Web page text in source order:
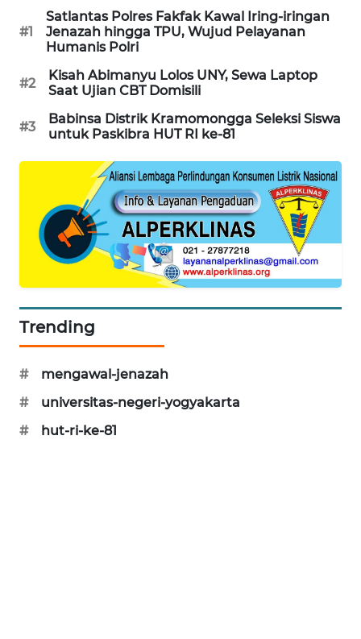
#1
Satlantas Polres Fakfak Kawal Iring-iringan
Jenazah hingga TPU, Wujud Pelayanan
Humanis Polri
#2
Kisah Abimanyu Lolos UNY, Sewa Laptop
Saat Ujian CBT Domisili
#3
Babinsa Distrik Kramomongga Seleksi Siswa
untuk Paskibra HUT RI ke-81
Trending
#
mengawal-jenazah
#
universitas-negeri-yogyakarta
#
hut-ri-ke-81
MARTABAT
NET
PLN
WATCH
MKLI
LKKI
KOPEKLIN
PORTAL
KONSUMEN
ALPERKLINAS